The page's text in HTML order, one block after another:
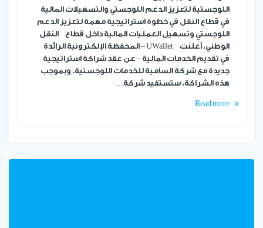
اللوجستية لتعزيز الدعم اللوجستي والتسهيلات المالية
في قطاع النقل في خطوة استراتيجية مهمة لتعزيز الدعم
اللوجستي وتسهيل العمليات المالية داخل قطاع النقل
الوطني، أعلنت UWallet – المحفظة الإلكترونية الرائدة
في تقديم الخدمات المالية – عن عقد شراكة استراتيجية
جديدة مع شركة السامية للخدمات اللوجستية. وبموجب
هذه الشراكة، ستستفيد شركة…
Read more